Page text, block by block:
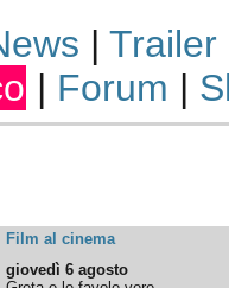
| Trailer
| Forum |
Film al cinema
giovedì 6 agosto